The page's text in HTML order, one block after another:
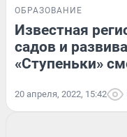
ОБРАЗОВАНИЕ
Известная
садов и
«Ступеньки»
20 апреля, 2022, 15:42